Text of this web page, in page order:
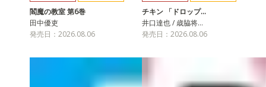
閻魔の教室 第6巻
田中優吏
発売日：2026.08.06
チキン 「ドロップ…
井口達也 / 歳脇将…
発売日：2026.08.06